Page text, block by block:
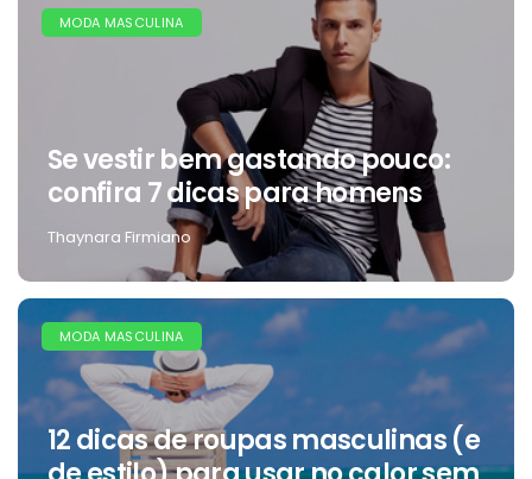
MODA MASCULINA
Se vestir bem gastando pouco:
confira 7 dicas para homens
Thaynara Firmiano
MODA MASCULINA
12 dicas de roupas masculinas (e